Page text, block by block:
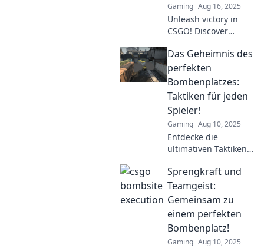
Gaming Aug 16, 2025
Unleash victory in
CSGO! Discover
for flawless bombsite
execution and
dominate your
matches like never
before!
Das Geheimnis des
perfekten
Bombenplatzes:
Taktiken für jeden
Spieler!
Gaming Aug 10, 2025
Entdecke die
ultimativen Taktiken
Bombenplatz und
meistere das Spiel
wie nie zuvor!
Strategien für jeden
Spieler warten auf
dich!
Sprengkraft und
Teamgeist:
Gemeinsam zu
einem perfekten
Bombenplatz!
Gaming Aug 10, 2025